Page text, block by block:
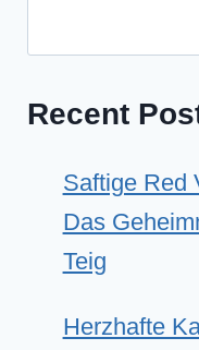
Recent
Saftige Red
Das
Teig
Herzhafte